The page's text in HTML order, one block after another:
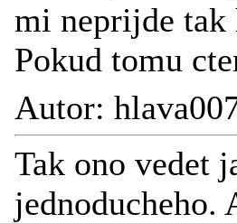
mi neprijde tak
Pokud tomu
Autor:
Tak ono vedet
jednoducheho.